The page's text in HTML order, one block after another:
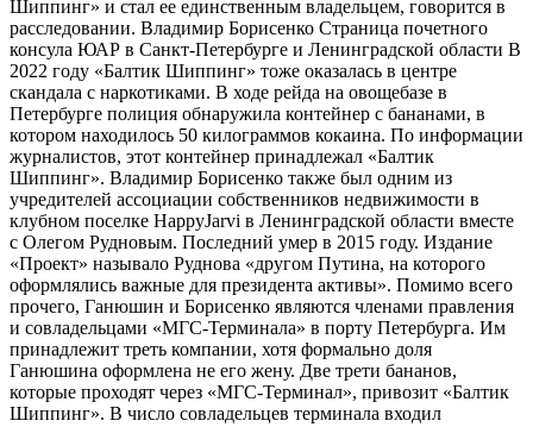
Шиппинг» и стал ее единственным владельцем, говорится в
расследовании. Владимир Борисенко Страница почетного
консула ЮАР в Санкт-Петербурге и Ленинградской области В
2022 году «Балтик Шиппинг» тоже оказалась в центре
скандала с наркотиками. В ходе рейда на овощебазе в
Петербурге полиция обнаружила контейнер с бананами, в
котором находилось 50 килограммов кокаина. По информации
журналистов, этот контейнер принадлежал «Балтик
Шиппинг». Владимир Борисенко также был одним из
учредителей ассоциации собственников недвижимости в
клубном поселке HappyJarvi в Ленинградской области вместе
с Олегом Рудновым. Последний умер в 2015 году. Издание
«Проект» называло Руднова «другом Путина, на которого
оформлялись важные для президента активы». Помимо всего
прочего, Ганюшин и Борисенко являются членами правления
и совладельцами «МГС-Терминала» в порту Петербурга. Им
принадлежит треть компании, хотя формально доля
Ганюшина оформлена не его жену. Две трети бананов,
которые проходят через «МГС-Терминал», привозит «Балтик
Шиппинг». В число совладельцев терминала входил